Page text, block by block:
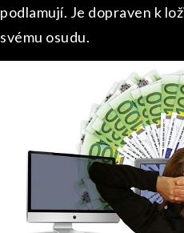
podlamují. Je dopraven k
svému osudu.